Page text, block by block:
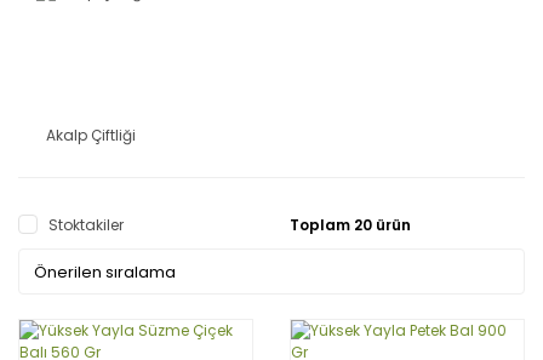
Akalp Çiftliği
Stoktakiler Toplam 20 ürün